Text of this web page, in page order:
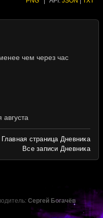
чем через час
Главная страница Дневника
Все записи Дневника
Сергей Богачёв